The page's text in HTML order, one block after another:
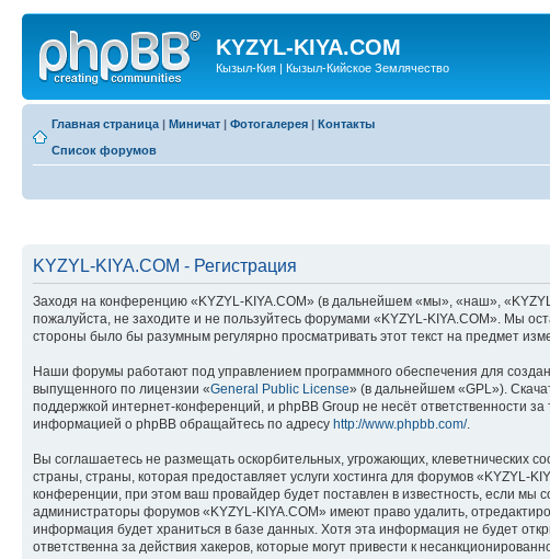
KYZYL-KIYA.COM
Кызыл-Кия | Кызыл-Кийское Землячество
Главная страница | Миничат | Фотогалерея | Контакты
Список форумов
KYZYL-KIYA.COM - Регистрация
Заходя на конференцию «KYZYL-KIYA.COM» (в дальнейшем «мы», «наш»,
пожалуйста, не заходите и не пользуйтесь форумами «KYZYL-KIYA.COM». Мы
стороны было бы разумным регулярно просматривать этот текст на предмет
Наши форумы работают под управлением программного обеспечения для
выпущенного по лицензии «General Public License» (в дальнейшем «GPL»).
поддержкой интернет-конференций, и phpBB Group не несёт ответственности
информацией о phpBB обращайтесь по адресу http://www.phpbb.com/.
Вы соглашаетесь не размещать оскорбительных, угрожающих, клеветнических
страны, страны, которая предоставляет услуги хостинга для форумов
конференции, при этом ваш провайдер будет поставлен в известность, если
администраторы форумов «KYZYL-KIYA.COM» имеют право удалить,
информация будет храниться в базе данных. Хотя эта информация не будет
ответственна за действия хакеров, которые могут привести к